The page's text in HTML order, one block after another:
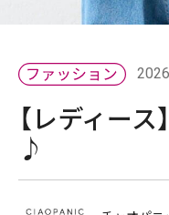
【レディー
♪